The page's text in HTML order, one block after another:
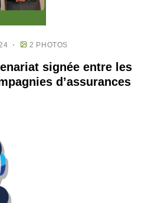
2 PHOTOS
signée entre les
d’assurances